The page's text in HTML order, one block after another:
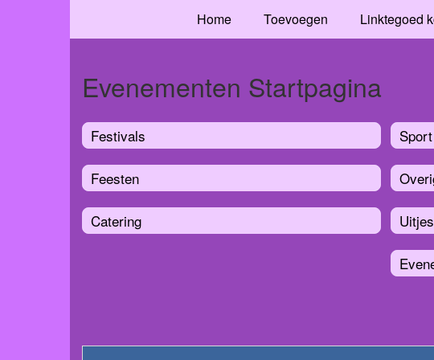
Home Toevoegen Linktegoed
Evenementen Startpagina
Festivals
Feesten
Catering Uitjes